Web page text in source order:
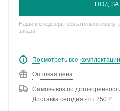
ПОД
Наши менеджеры обязательно
заказа
Посмотреть все
Оптовая цена
Самовывоз по
Доставка сегодня - от 250 ₽